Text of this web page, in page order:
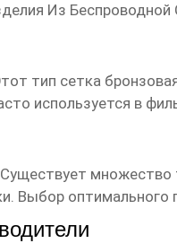
Из Беспроводной
тип сетка
используется в
оптимального